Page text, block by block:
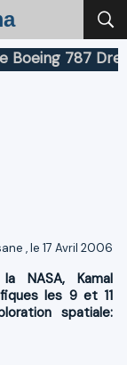
787
, le 17 Avril 2006
NASA, Kamal
les 9 et 11
spatiale: